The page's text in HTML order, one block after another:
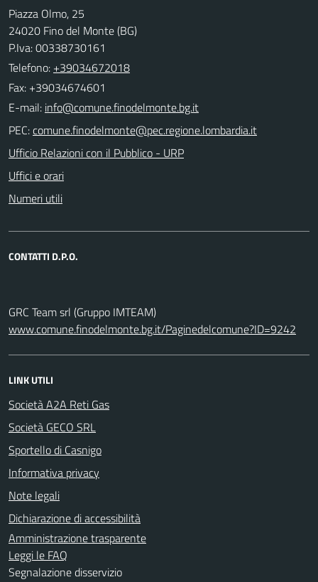
Piazza Olmo, 25
24020 Fino del Monte (BG)
P.Iva: 00338730161
Telefono: +39034672018
Fax: +39034674601
E-mail:
PEC:
Ufficio Relazioni con il Pubblico - URP
Uffici e orari
Numeri utili
CONTATTI D.P.O.
GRC Team srl (Gruppo IMTEAM)
www.comune.finodelmonte.bg.it/Paginedelcomune?ID=9242
LINK UTILI
Società A2A Reti Gas
Società GECO SRL
Sportello di Casnigo
Informativa privacy
Note legali
Dichiarazione di accessibilità
Amministrazione trasparente
Leggi le FAQ
Segnalazione disservizio